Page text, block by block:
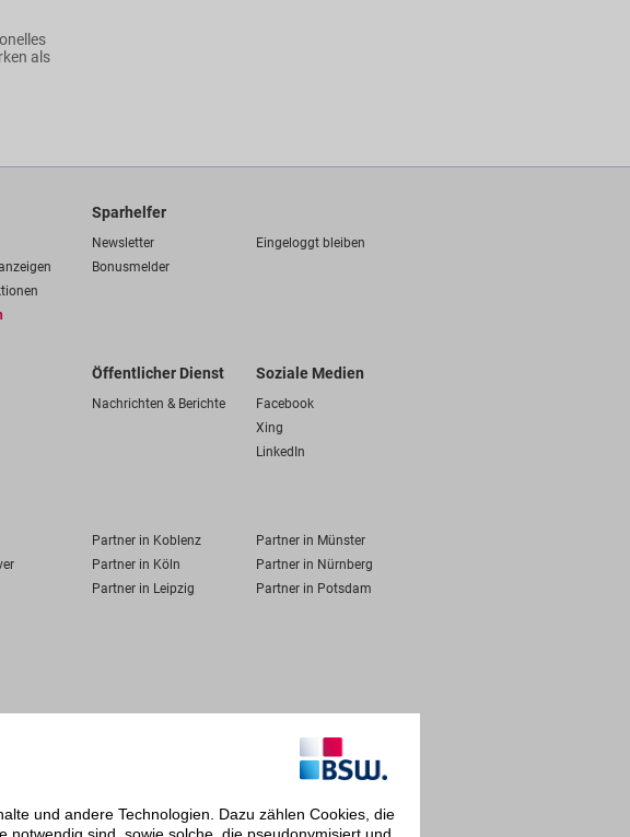
als
Sparhelfer
Newsletter
Eingeloggt bleiben
Bonusmelder
Öffentlicher Dienst
Nachrichten & Berichte
Soziale Medien
Facebook
Xing
LinkedIn
Partner in Koblenz
Partner in Münster
Partner in Köln
Partner in Nürnberg
Partner in Leipzig Partner in Potsdam
und andere Technologien. Dazu zählen Cookies, die